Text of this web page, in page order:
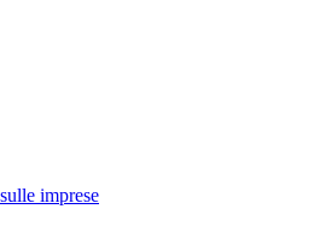
imprese